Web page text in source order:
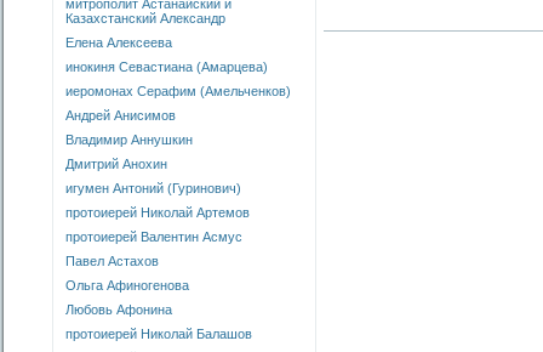
митрополит Астанайский и
Казахстанский Александр
Елена Алексеева
инокиня Севастиана (Амарцева)
иеромонах Серафим (Амельченков)
Андрей Анисимов
Владимир Аннушкин
Дмитрий Анохин
игумен Антоний (Гуринович)
протоиерей Николай Артемов
протоиерей Валентин Асмус
Павел Астахов
Ольга Афиногенова
Любовь Афонина
протоиерей Николай Балашов